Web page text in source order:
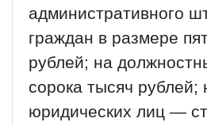
административного
граждан в размере
рублей; на
сорока тысяч рублей;
юридических лиц —